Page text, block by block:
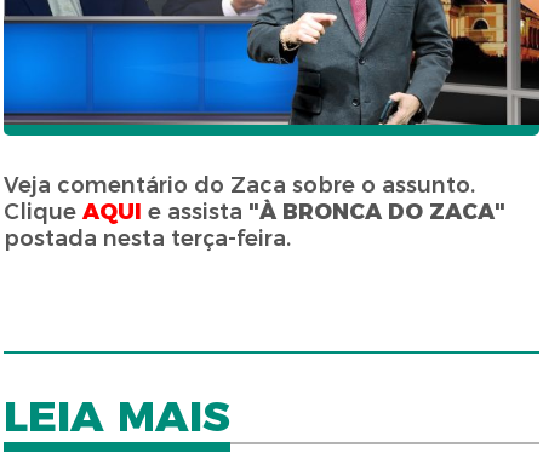
Veja comentário do Zaca sobre o assunto.
CliqueAQUI e assista "À BRONCA DO ZACA"
postada nesta terça-feira.
LEIA MAIS